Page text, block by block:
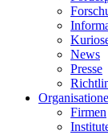
News
Presse
Firmen